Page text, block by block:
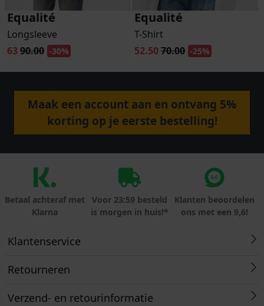
Equalité
Longsleeve
63 90.00 -30%
Equalité
T-Shirt
52.5070.00 -25%
Maak een account aan en ontvang 5%
korting op je eerste bestelling!
Betaal achteraf met
Klarna
Voor 23:59 besteld
is morgen in huis!*
Klanten beoordelen
ons met een 9,6!
Klantenservice
Retourneren
Verzend- en retourinformatie